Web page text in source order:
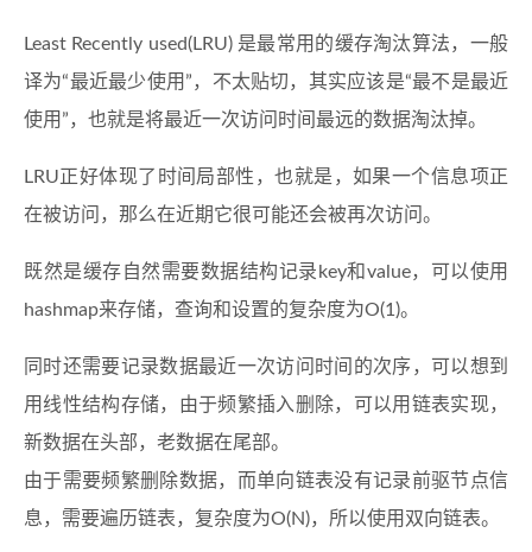
Least Recently used(LRU) 是最常用的缓存淘汰算法，一般
译为“最近最少使用”，不太贴切，其实应该是“最不是最近
使用”，也就是将最近一次访问时间最远的数据淘汰掉。
LRU正好体现了时间局部性，也就是，如果一个信息项正
在被访问，那么在近期它很可能还会被再次访问。
既然是缓存自然需要数据结构记录key和value，可以使用
hashmap来存储，查询和设置的复杂度为O(1)。
同时还需要记录数据最近一次访问时间的次序，可以想到
用线性结构存储，由于频繁插入删除，可以用链表实现，
新数据在头部，老数据在尾部。
由于需要频繁删除数据，而单向链表没有记录前驱节点信
息，需要遍历链表，复杂度为O(N)，所以使用双向链表。